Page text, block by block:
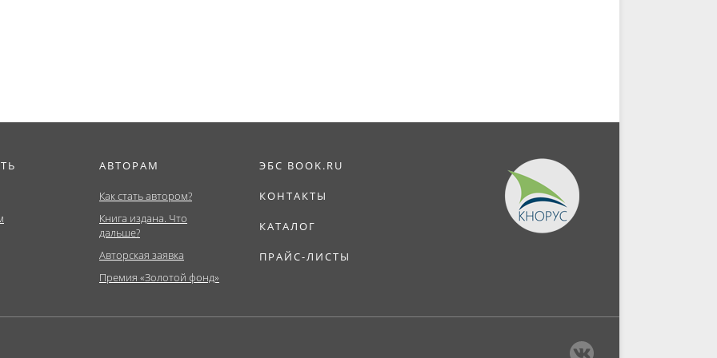
АВТОРАМ
Как стать автором?
Книга издана. Что
дальше?
Авторская заявка
Премия «Золотой фонд»
ЭБС BOOK.RU
КОНТАКТЫ
КАТАЛОГ
ПРАЙС-ЛИСТЫ